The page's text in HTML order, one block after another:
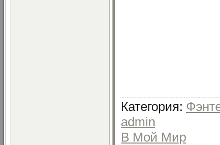
Категория:
admin
В Мой Мир